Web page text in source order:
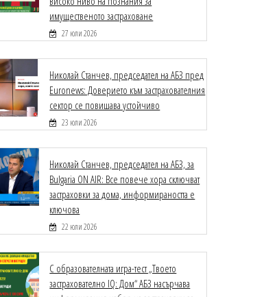
имущественото застраховане
27 юли 2026
Николай Станчев, председател на АБЗ пред
Euronews: Доверието към застрахователния
сектор се повишава устойчиво
23 юли 2026
Николай Станчев, председател на АБЗ, за
Bulgaria ON AIR: Все повече хора сключват
застраховки за дома, информираността е
ключова
22 юли 2026
С образователната игра-тест „Твоето
застрахователно IQ: Дом“ АБЗ насърчава